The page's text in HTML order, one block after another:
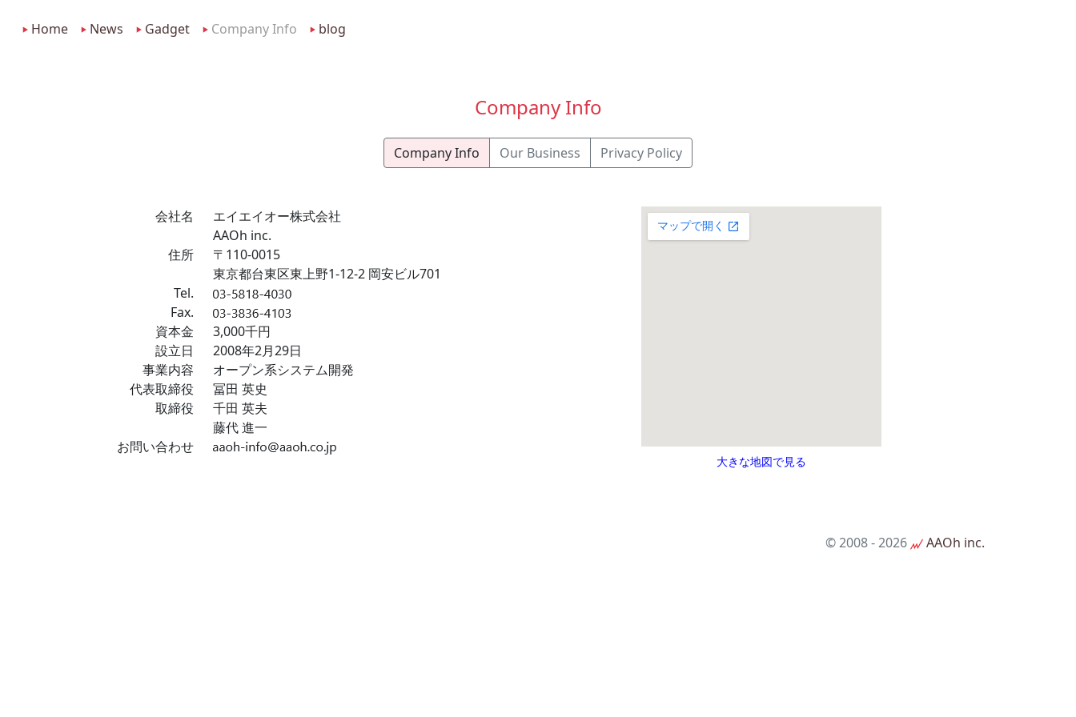
Home News Gadget Company Info blog
Company Info
Company Info Our Business Privacy Policy
会社名
エイエイオー株式会社
AAOh inc.
住所
〒110-0015
東京都台東区東上野1-12-2 岡安ビル701
Tel.
Fax.
資本金
3,000千円
設立日
2008年2月29日
事業内容
オープン系システム開発
代表取締役
冨田 英史
取締役
千田 英夫
藤代 進一
お問い合わせ
大きな地図で見る
© 2008- 2026 AAOh inc.